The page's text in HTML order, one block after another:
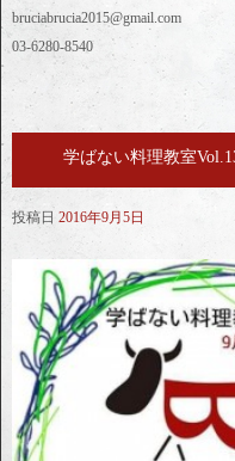
bruciabrucia2015@gmail.com
03-6280-8540
学ばない料理教室
投稿日 2016年9月5日